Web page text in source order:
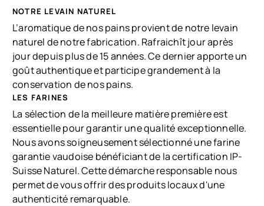
NOTRE LEVAIN NATUREL
L’aromatique de nos pains provient de notre levain
naturel de notre fabrication. Rafraichît jour après
jour depuis plus de 15 années. Ce dernier apporte un
goût authentique et participe grandement à la
conservation de nos pains.
LES FARINES
La sélection de la meilleure matière première est
essentielle pour garantir une qualité exceptionnelle.
Nous avons soigneusement sélectionné une farine
garantie vaudoise bénéficiant de la certification IP-
Suisse Naturel. Cette démarche responsable nous
permet de vous offrir des produits locaux d'une
authenticité remarquable.